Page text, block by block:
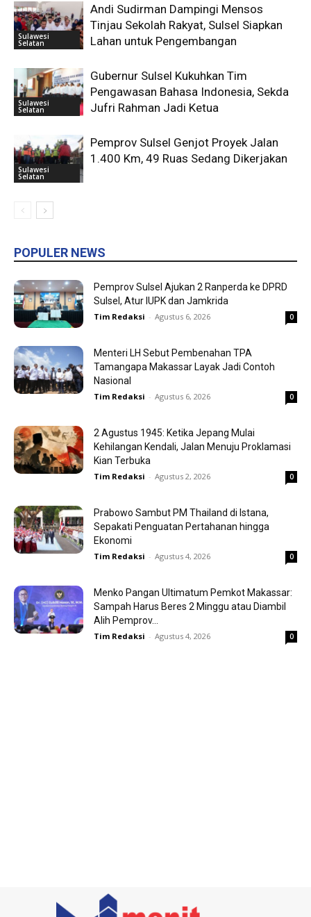
Sulawesi
Selatan
Andi Sudirman Dampingi Mensos
Tinjau Sekolah Rakyat, Sulsel Siapkan
Lahan untuk Pengembangan
Sulawesi
Selatan
Gubernur Sulsel Kukuhkan Tim
Pengawasan Bahasa Indonesia, Sekda
Jufri Rahman Jadi Ketua
Sulawesi
Selatan
Pemprov Sulsel Genjot Proyek Jalan
1.400 Km, 49 Ruas Sedang Dikerjakan
POPULER NEWS
Pemprov Sulsel Ajukan 2 Ranperda ke DPRD
Sulsel, Atur IUPK dan Jamkrida
Tim Redaksi - Agustus 6, 2026 0
Menteri LH Sebut Pembenahan TPA
Tamangapa Makassar Layak Jadi Contoh
Nasional
Tim Redaksi - Agustus 6, 2026 0
2 Agustus 1945: Ketika Jepang Mulai
Kehilangan Kendali, Jalan Menuju Proklamasi
Kian Terbuka
Tim Redaksi - Agustus 2, 2026 0
Prabowo Sambut PM Thailand di Istana,
Sepakati Penguatan Pertahanan hingga
Ekonomi
Tim Redaksi - Agustus 4, 2026 0
Menko Pangan Ultimatum Pemkot Makassar:
Sampah Harus Beres 2 Minggu atau Diambil
Alih Pemprov...
Tim Redaksi - Agustus 4, 2026 0